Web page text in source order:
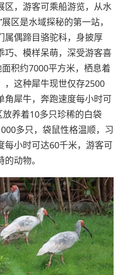
区，游客可乘船游览，从水
区是水域探秘的第一站，
属偶蹄目骆驼科，身披厚
巧、模样呆萌，深受游客喜
积约7000平方米，栖息着
，这种犀牛现世仅存2500
角犀牛，奔跑速度每小时可
放养着10多只珍稀的白袋
多只，袋鼠性格温顺，习
每小时可达60千米，游客可
动物。